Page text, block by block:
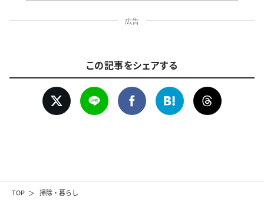
TOP 掃除・暮らし
広告
この記事をシェアする